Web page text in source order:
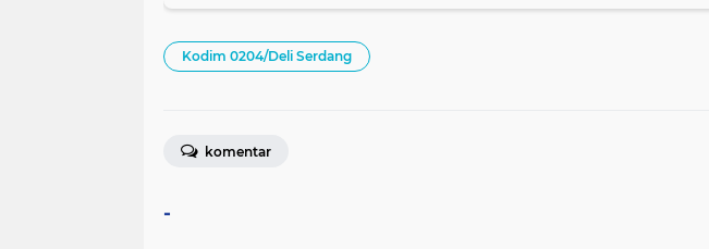
Kodim 0204/Deli Serdang
komentar
-